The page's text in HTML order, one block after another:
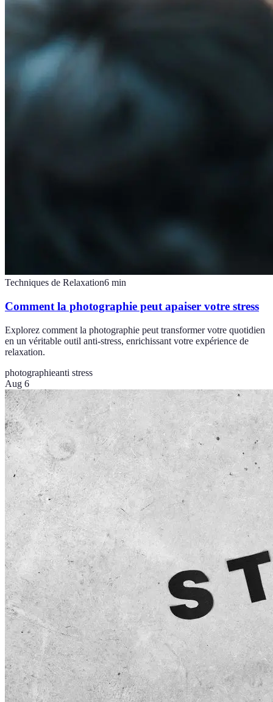
Techniques de Relaxation6 min
Comment la photographie peut apaiser votre stress
Explorez comment la photographie peut transformer votre quotidien
en un véritable outil anti-stress, enrichissant votre expérience de
relaxation.
photographieanti stress
Aug 6